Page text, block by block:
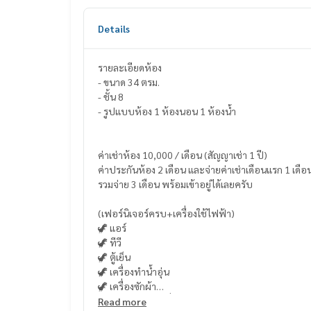
Details
รายละเอียดห้อง
- ขนาด 34 ตรม.
- ชั้น 8
- รูปแบบห้อง 1 ห้องนอน 1 ห้องน้ำ
ค่าเช่าห้อง 10,000 / เดือน (สัญญาเช่า 1 ปี)
ค่าประกันห้อง 2 เดือน และจ่ายค่าเช่าเดือนแรก 1 เดือ
รวมจ่าย 3 เดือน พร้อมเข้าอยู่ได้เลยครับ
(เฟอร์นิเจอร์ครบ+เครื่องใช้ไฟฟ้า)
🦖 แอร์
🦖 ทีวี
🦖 ตู้เย็น
🦖 เครื่องทำน้ำอุ่น
🦖 เครื่องซักผ้า
🦖 เตาไฟฟ้า + เครื่องดูดควัน
Read more